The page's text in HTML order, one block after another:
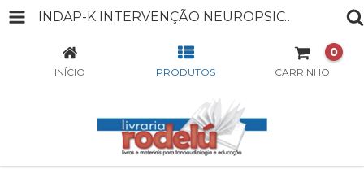
INDAP-K INTERVENÇÃO NEUROPSICOPEDAGÓGICA EM DIFICULDADES DE APRENDIZAGEM
INÍCIO PRODUTOS CARRINHO
0